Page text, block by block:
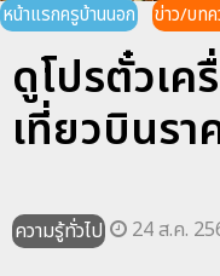
หน้าแรกครูบ้านนอก ข่าว/บท
ดูโปรตั๋วเ
เที่ยวบินรา
ความรู้ทั่วไป 24 ส.ค.